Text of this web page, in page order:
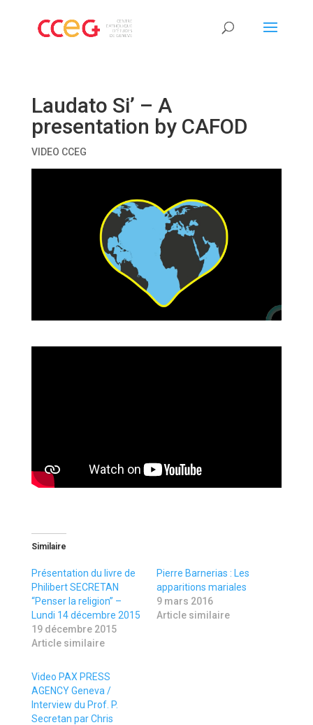
Laudato Si’ – A
presentation by CAFOD
VIDEO CCEG
Similaire
Présentation du livre de
Philibert SECRETAN
“Penser la religion” –
Lundi 14 décembre 2015
19 décembre 2015
Article similaire
Pierre Barnerias : Les
apparitions mariales
9 mars 2016
Article similaire
Video PAX PRESS
AGENCY Geneva /
Interview du Prof. P.
Secretan par Chris